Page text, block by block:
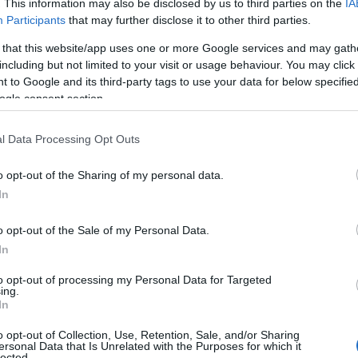
This information may also be disclosed by us to third parties on the
Participants that may further disclose it to other third parties.
that this website/app uses one or more Google services and may
but not limited to your visit or usage behaviour. You may
to Google and its third-party tags to use your data for below
consent section.
Data Processing Opt Outs
opt-out of the Sharing of my personal data.
opt-out of the Sale of my Personal Data.
opt-out of processing my Personal Data for Targeted
opt-out of Collection, Use, Retention, Sale, and/or Sharing
Data that Is Unrelated with the Purposes for which it
πρέπει να συμπληρώσουν και να
που παρέχονται στην Προκήρυξη (Παράρτημα Ζ΄).
υποβολής τωνηλεκτρονικών
ημέρα Τετάρτηκαι λήγει στις ,
της
υποβάλλονται στο ΑΣΕΠ ταχυδρομικά με
Αίτηση για την
Αθήνα Τ.Κ.